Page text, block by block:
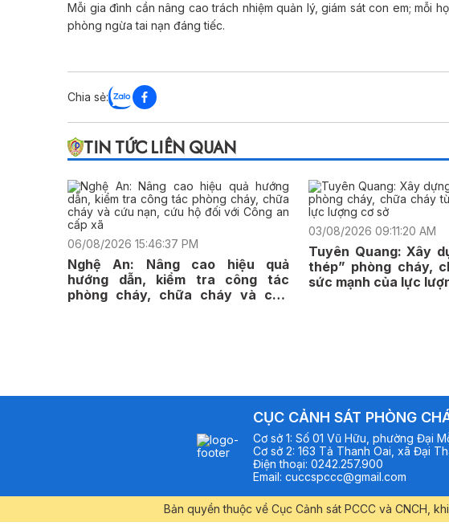
Mỗi gia đình cần nâng cao trách nhiệm quản lý, giám sát con em; mỗi
phòng ngừa tai nạn đáng tiếc.
Chia sẻ:
TIN TỨC LIÊN QUAN
06/08/2026 15:46:37 PM
Nghệ An: Nâng cao hiệu quả
hướng dẫn, kiểm tra công tác
phòng cháy, chữa cháy và cứu
03/08/2026 09:11:20 AM
Tuyên Quang: Xây
thép” phòng cháy,
sức mạnh của lực
CỤC CẢNH SÁT PHÒNG
Cơ sở 1: Số 01 Vũ Hữu, phường Đại
Cơ sở 2: 163 Tả Thanh Oai, xã Đại
Điện thoại: 0242.257.900
Email: cuccspccc@gmail.com
Bản quyền thuộc về Cục Cảnh sát PCCC và CNCH,